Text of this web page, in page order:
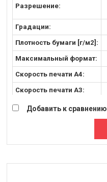
Разрешение:
Градации:
Плотность бумаги [г/м2]:
Максимальный формат:
Скорость печати А4:
Скорость печати A3:
Скорость печати SRA3:
Добавить к сравнению